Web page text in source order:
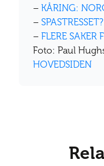
– KÅRING:
–
– FLERE SAKER
Foto: Paul
HOVEDSIDEN